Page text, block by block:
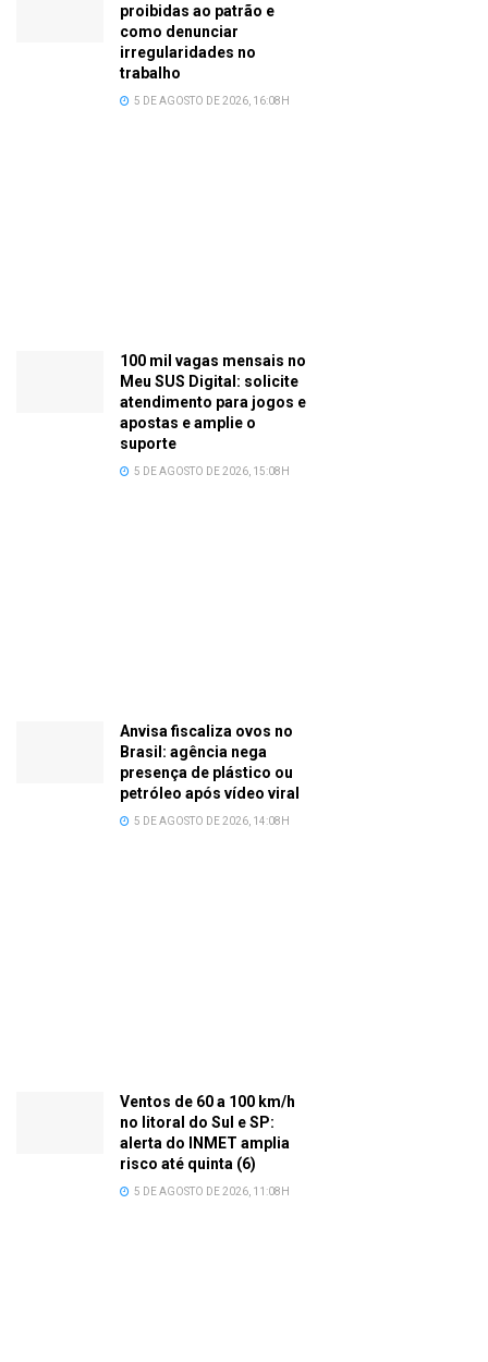
proibidas ao patrão e
como denunciar
irregularidades no
trabalho
5 DE AGOSTO DE 2026, 16:08H
100 mil vagas mensais no
Meu SUS Digital: solicite
atendimento para jogos e
apostas e amplie o
suporte
5 DE AGOSTO DE 2026, 15:08H
Anvisa fiscaliza ovos no
Brasil: agência nega
presença de plástico ou
petróleo após vídeo viral
5 DE AGOSTO DE 2026, 14:08H
Ventos de 60 a 100 km/h
no litoral do Sul e SP:
alerta do INMET amplia
risco até quinta (6)
5 DE AGOSTO DE 2026, 11:08H